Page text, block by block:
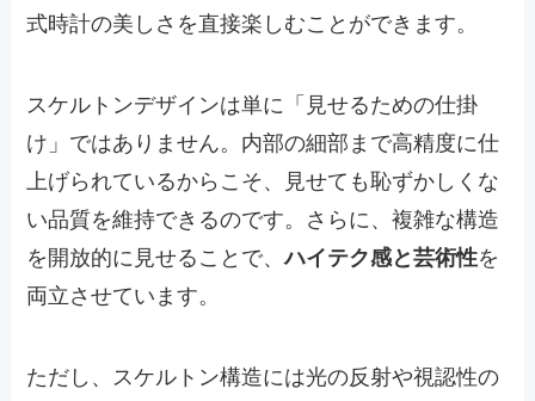
式時計の美しさを直接楽しむことができます。
スケルトンデザインは単に「見せるための仕掛
け」ではありません。内部の細部まで高精度に仕
上げられているからこそ、見せても恥ずかしくな
い品質を維持できるのです。さらに、複雑な構造
を開放的に見せることで、ハイテク感と芸術性を
両立させています。
ただし、スケルトン構造には光の反射や視認性の